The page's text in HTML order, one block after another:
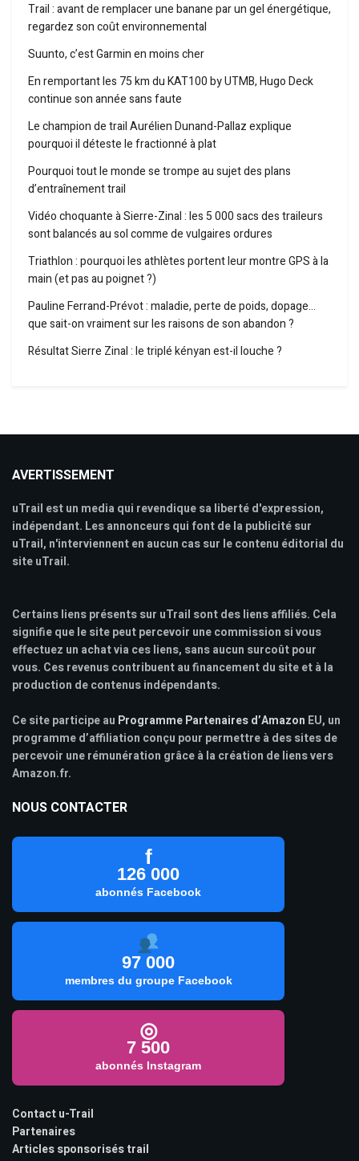
Trail : avant de remplacer une banane par un gel énergétique,
regardez son coût environnemental
Suunto, c’est Garmin en moins cher
En remportant les 75 km du KAT100 by UTMB, Hugo Deck
continue son année sans faute
Le champion de trail Aurélien Dunand-Pallaz explique
pourquoi il déteste le fractionné à plat
Pourquoi tout le monde se trompe au sujet des plans
d’entraînement trail
Vidéo choquante à Sierre-Zinal : les 5 000 sacs des traileurs
sont balancés au sol comme de vulgaires ordures
Triathlon : pourquoi les athlètes portent leur montre GPS à la
main (et pas au poignet ?)
Pauline Ferrand-Prévot : maladie, perte de poids, dopage…
que sait-on vraiment sur les raisons de son abandon ?
Résultat Sierre Zinal : le triplé kényan est-il louche ?
AVERTISSEMENT
uTrail est un media qui revendique sa liberté d'expression,
indépendant. Les annonceurs qui font de la publicité sur
uTrail, n'interviennent en aucun cas sur le contenu éditorial du
site uTrail.
Certains liens présents sur uTrail sont des liens affiliés. Cela
signifie que le site peut percevoir une commission si vous
effectuez un achat via ces liens, sans aucun surcoût pour
vous. Ces revenus contribuent au financement du site et à la
production de contenus indépendants.
Ce site participe au Programme Partenaires d’Amazon EU, un
programme d’affiliation conçu pour permettre à des sites de
percevoir une rémunération grâce à la création de liens vers
Amazon.fr.
NOUS CONTACTER
f
126 000
abonnés Facebook
97 000
membres du groupe Facebook
◎
7 500
abonnés Instagram
Contact u-Trail
Partenaires
Articles sponsorisés trail